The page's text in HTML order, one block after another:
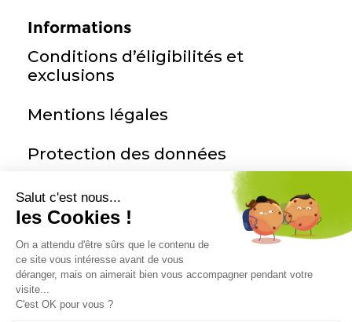
Informations
Conditions d’éligibilités et
exclusions
Mentions légales
Protection des données
Notre actualité
Inscrivez-vous à notre newsletter pour
recevoir notre actualité sur la réparation
et le bonus réparation